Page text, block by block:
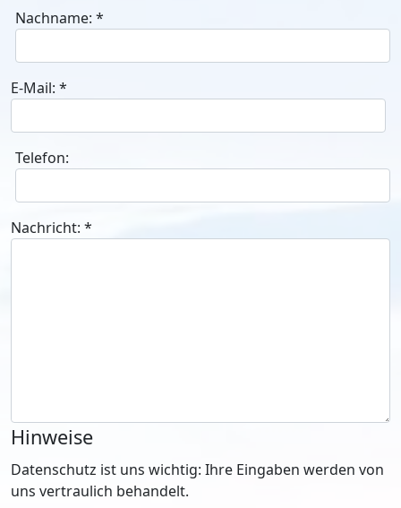
Nachname: *
E-Mail: *
Telefon:
Nachricht: *
Hinweise
Datenschutz ist uns wichtig: Ihre Eingaben werden von
uns vertraulich behandelt.